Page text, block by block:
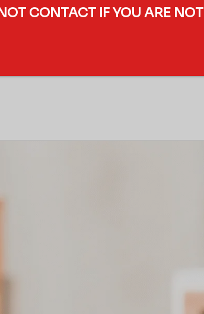
CONTACT IF YOU ARE NOT